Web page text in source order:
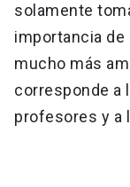
solamente
importancia de
mucho más
corresponde a
profesores y a